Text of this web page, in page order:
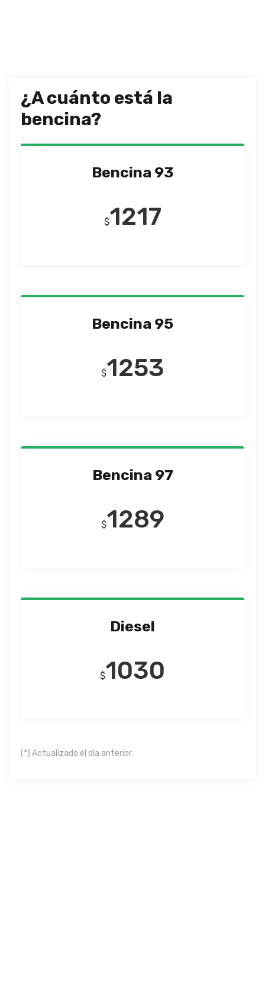
¿A cuánto está la
bencina?
Bencina 93
$1217
Bencina 95
$1253
Bencina 97
$1289
Diesel
$1030
(*) Actualizado el día anterior.